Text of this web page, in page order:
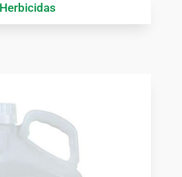
Herbicidas